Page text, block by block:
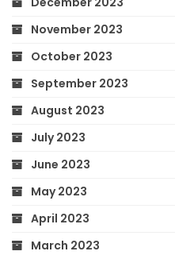
November 2023
October 2023
September 2023
August 2023
July 2023
June 2023
May 2023
April 2023
March 2023